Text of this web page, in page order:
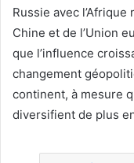
Russie avec
Chine et de l’Union
que l’influence
changement
continent, à mesure
diversifient de plus